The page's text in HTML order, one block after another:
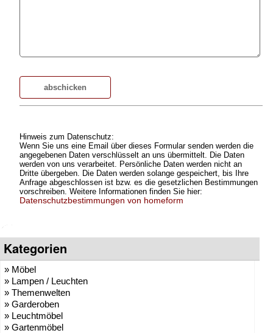
Hinweis zum Datenschutz:
Wenn Sie uns eine Email über dieses Formular senden werden die
angegebenen Daten verschlüsselt an uns übermittelt. Die Daten
werden von uns verarbeitet. Persönliche Daten werden nicht an
Dritte übergeben. Die Daten werden solange gespeichert, bis Ihre
Anfrage abgeschlossen ist bzw. es die gesetzlichen Bestimmungen
vorschreiben. Weitere Informationen finden Sie hier:
Datenschutzbestimmungen von homeform
Kategorien
» Möbel
» Lampen / Leuchten
» Themenwelten
» Garderoben
» Leuchtmöbel
» Gartenmöbel